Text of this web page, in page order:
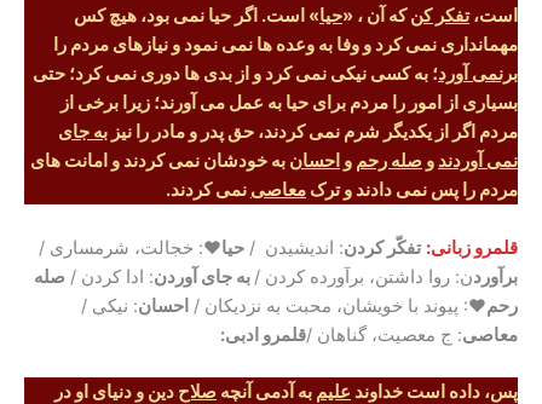
است،تفکر کنکه آن ، «حیا» است. اگر حیا نمی بود، هیچ کس
مهمانداری نمی کرد و وفا به وعده ها نمی نمود و نیازهای مردم را
برنمی آورد؛ به کسی نیکی نمی کرد و از بدی ها دوری نمی کرد؛ حتی
بسیاری از امور را مردم برای حیا به عمل می آورند؛ زیرا برخی از
مردم اگر از یکدیگر شرم نمی کردند، حق پدر و مادر را نیز به جای
نمی آوردند و صله رحم و احسان به خودشان نمی کردند و امانت های
مردم را پس نمی دادند و ترک معاصی نمی کردند.
قلمرو زبانی: تفکّر کردن: اندیشیدن / حیا♥: خجالت، شرمساری /
برآوردن: روا داشتن، برآورده کردن / به جای آوردن: ادا کردن / صله
رحم♥: پیوند با خویشان، محبت به نزدیکان / احسان: نیکی /
معاصی: ج معصیت، گناهان /قلمرو ادبی:
پس، داده است خداوند علیم به آدمی آنچه صلاح دین و دنیای او در